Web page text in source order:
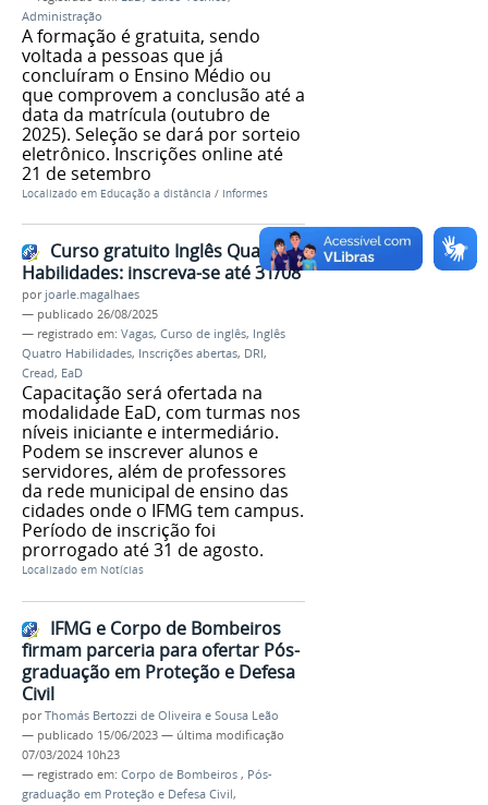
Administração
A formação é gratuita, sendo
voltada a pessoas que já
concluíram o Ensino Médio ou
que comprovem a conclusão até a
data da matrícula (outubro de
2025). Seleção se dará por sorteio
eletrônico. Inscrições online até
21 de setembro
Localizado em Educação a distância / Informes
Curso gratuito Inglês Quatro
Habilidades: inscreva-se até 31/08
por joarle.magalhaes
— publicado 26/08/2025
— registrado em: Vagas, Curso de inglês, Inglês
Quatro Habilidades, Inscrições abertas, DRI,
Cread, EaD
Capacitação será ofertada na
modalidade EaD, com turmas nos
níveis iniciante e intermediário.
Podem se inscrever alunos e
servidores, além de professores
da rede municipal de ensino das
cidades onde o IFMG tem campus.
Período de inscrição foi
prorrogado até 31 de agosto.
Localizado em Notícias
IFMG e Corpo de Bombeiros
firmam parceria para ofertar Pós-
graduação em Proteção e Defesa
Civil
porThomás Bertozzi de Oliveira e Sousa Leão
— publicado 15/06/2023 — última modificação
07/03/2024 10h23
— registrado em: Corpo de Bombeiros , Pós-
graduação em Proteção e Defesa Civil,